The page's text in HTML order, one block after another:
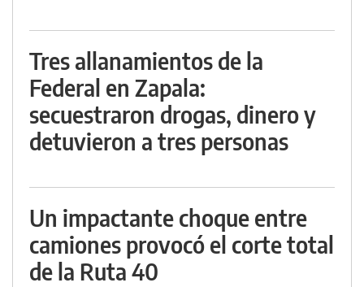
Tres allanamientos de la
Federal en Zapala:
secuestraron drogas, dinero y
detuvieron a tres personas
Un impactante choque entre
camiones provocó el corte total
de la Ruta 40